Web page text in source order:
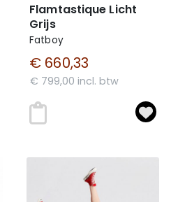
Flamtastique Licht
Grijs
Fatboy
€ 660,33
€ 799,00 incl. btw